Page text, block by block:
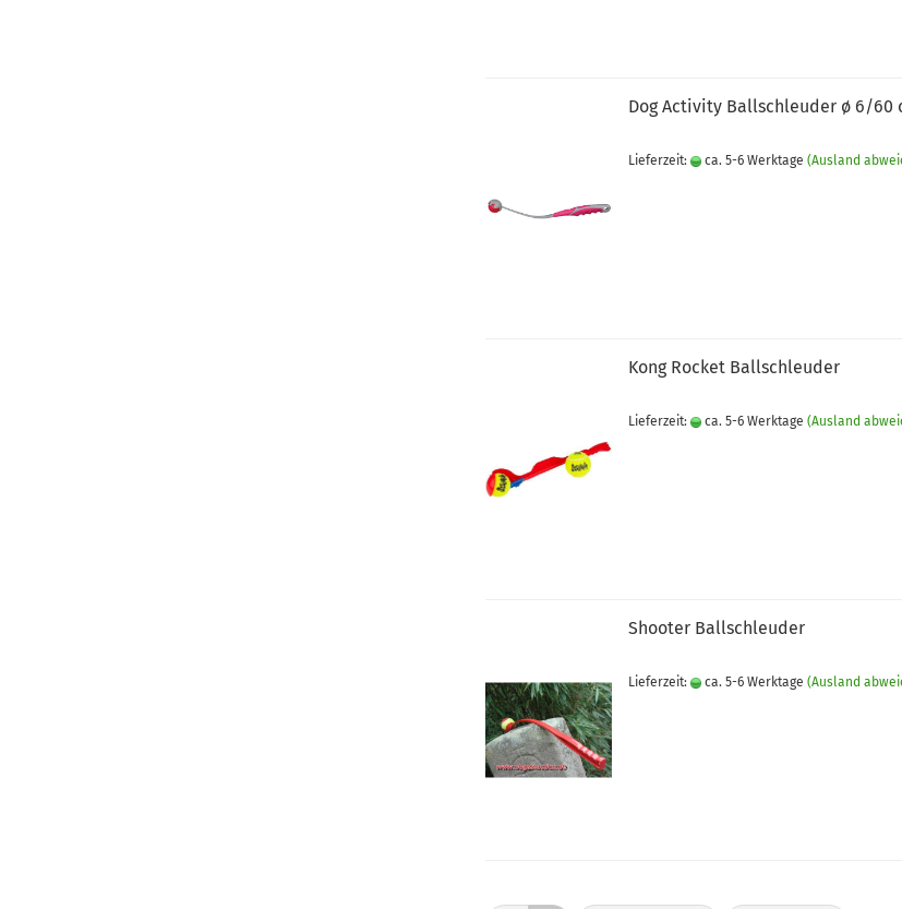
Dog Activity Ballschleuder ø 6/60
Lieferzeit: ca. 5-6 Werktage (Ausland
Kong Rocket Ballschleuder
Lieferzeit: ca. 5-6 Werktage (Ausland
Shooter Ballschleuder
Lieferzeit: ca. 5-6 Werktage (Ausland